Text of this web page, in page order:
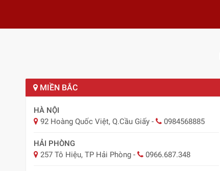
MIỀN BẮC
HÀ NỘI
92 Hoàng Quốc Việt, Q.Cầu Giấy - 0984568885
HẢI PHÒNG
257 Tô Hiệu, TP Hải Phòng - 0966.687.348